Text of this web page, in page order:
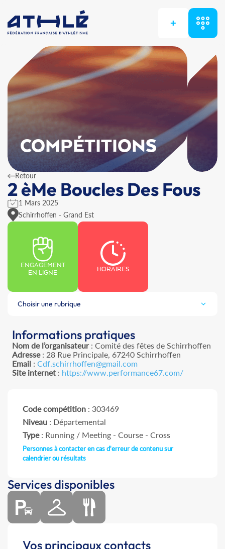
+
COMPÉTITIONS
Retour
2 èMe Boucles Des Fous
1 Mars 2025
Schirrhoffen - Grand Est
ENGAGEMENT
EN LIGNE
HORAIRES
Choisir une rubrique
Informations pratiques
Nom de l’organisateur: Comité des fêtes de Schirrhoffen
Adresse: 28 Rue Principale, 67240 Schirrhoffen
Email : Cdf.schirrhoffen@gmail.com
Site internet : https://www.performance67.com/
Code compétition : 303469
Niveau : Départemental
Type: Running / Meeting - Course - Cross
Personnes à contacter en cas d'erreur de contenu sur
calendrier ou résultats
Services disponibles
Vos principaux contacts